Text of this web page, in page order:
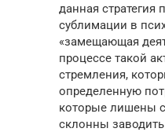
данная стратегия
сублимации в
«замещающая
процессе такой
стремления,
определенную
которые лишены
склонны